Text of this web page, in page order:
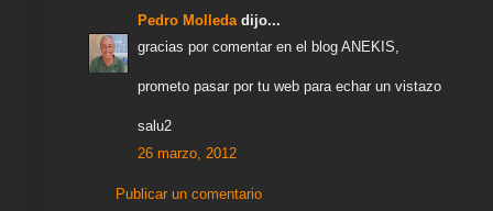
Pedro Molleda dijo...
gracias por comentar en el blog ANEKIS,
prometo pasar por tu web para echar un vistazo
salu2
26 marzo, 2012
Publicar un comentario